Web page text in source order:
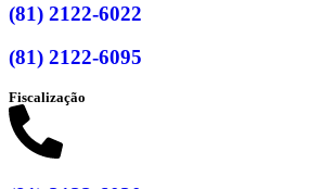
(81) 2122-6022
(81) 2122-6095
Fiscalização